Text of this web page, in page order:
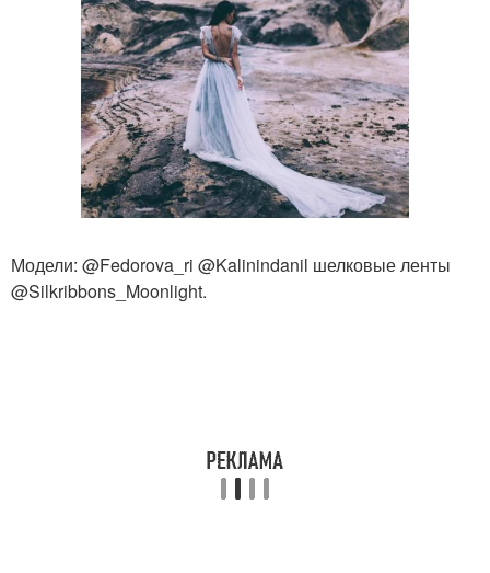
Модели: @Fedorova_ri @Kalinindanil шелковые ленты
@Silkribbons_Moonlight.